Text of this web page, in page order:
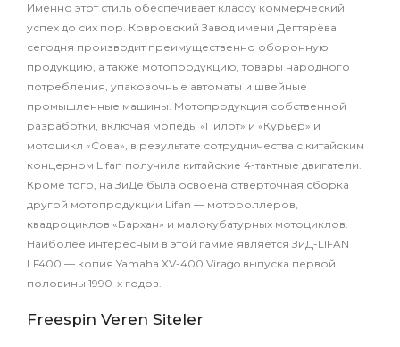
Именно этот стиль обеспечивает классу коммерческий
успех до сих пор. Ковровский Завод имени Дегтярёва
сегодня производит преимущественно оборонную
продукцию, а также мотопродукцию, товары народного
потребления, упаковочные автоматы и швейные
промышленные машины. Мотопродукция собственной
разработки, включая мопеды «Пилот» и «Курьер» и
мотоцикл «Сова», в результате сотрудничества с китайским
концерном Lifan получила китайские 4-тактные двигатели.
Кроме того, на ЗиДе была освоена отвёрточная сборка
другой мотопродукции Lifan — мотороллеров,
квадроциклов «Бархан» и малокубатурных мотоциклов.
Наиболее интересным в этой гамме является ЗиД-LIFAN
LF400 — копия Yamaha XV-400 Virago выпуска первой
половины 1990-х годов.
Freespin Veren Siteler